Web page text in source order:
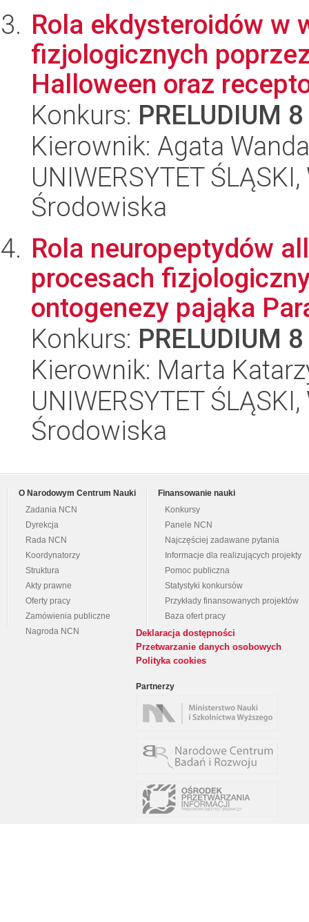
Rola ekdysteroidów w
fizjologicznych
Halloween oraz
Konkurs: PRELUDIUM 8
Kierownik: Agata
UNIWERSYTET
Środowiska
Rola neuropeptydów
procesach
ontogenezy pająka
Konkurs: PRELUDIUM 8
Kierownik: Marta
UNIWERSYTET
Środowiska
O Narodowym Centrum Nauki
Zadania NCN
Dyrekcja
Rada NCN
Koordynatorzy
Struktura
Akty prawne
Oferty pracy
Zamówienia publiczne
Nagroda NCN
Finansowanie nauki
Konkursy
Panele NCN
Najczęściej zadawane pytania
Informacje dla realizujących projekty
Pomoc publiczna
Statystyki konkursów
Przykłady finansowanych projektów
Baza ofert pracy
Deklaracja dostępności
Przetwarzanie danych osobowych
Polityka cookies
Partnerzy